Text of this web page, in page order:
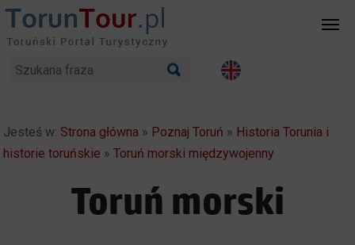
Jesteś w: Strona główna » Poznaj Toruń » Historia Torunia i
historie toruńskie »Toruń morski międzywojenny
Toruń morski